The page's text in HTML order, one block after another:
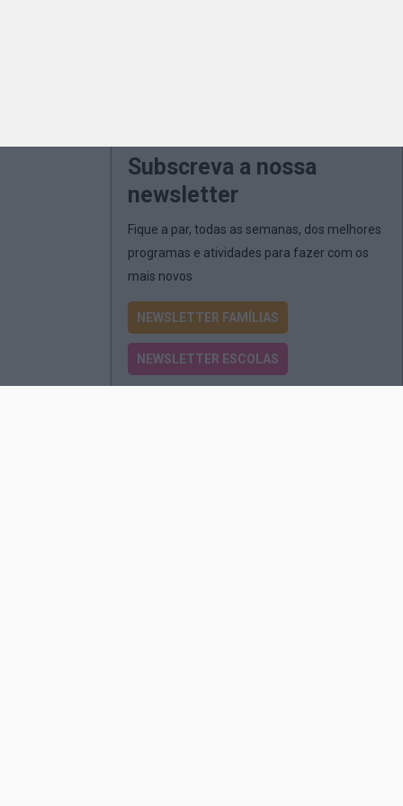
Subscreva a nossa
newsletter
Fique a par, todas as semanas, dos melhores
programas e atividades para fazer com os
mais novos
NEWSLETTER FAMÍLIAS
NEWSLETTER ESCOLAS